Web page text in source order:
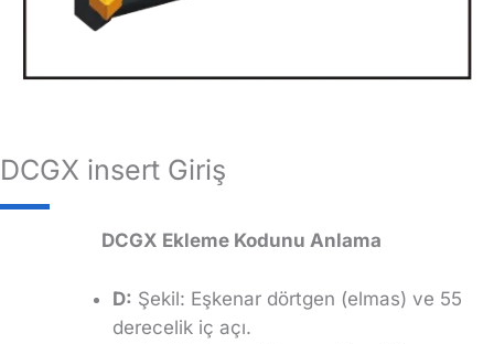
DCGX insert Giriş
DCGX Ekleme Kodunu Anlama
D: Şekil: Eşkenar dörtgen (elmas) ve 55
derecelik iç açı.